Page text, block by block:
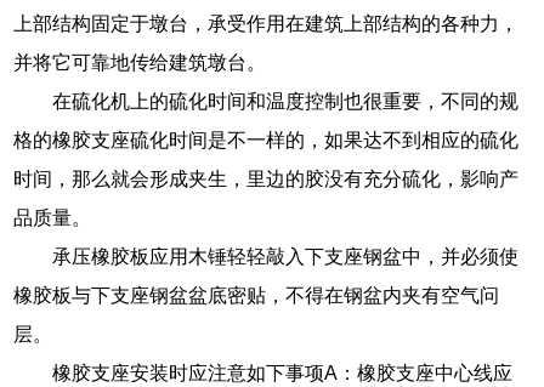
上部结构固定于墩台，承受作用在建筑上部结构的各种力，
并将它可靠地传给建筑墩台。
在硫化机上的硫化时间和温度控制也很重要，不同的规
格的橡胶支座硫化时间是不一样的，如果达不到相应的硫化
时间，那么就会形成夹生，里边的胶没有充分硫化，影响产
品质量。
承压橡胶板应用木锤轻轻敲入下支座钢盆中，并必须使
橡胶板与下支座钢盆盆底密贴，不得在钢盆内夹有空气问
层。
橡胶支座安装时应注意如下事项A：橡胶支座中心线应